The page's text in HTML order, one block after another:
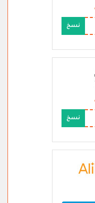
نسخ
نسخ